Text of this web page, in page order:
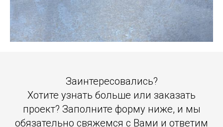
Заинтересовались?
Хотите узнать больше или заказать
проект? Заполните форму ниже, и мы
обязательно свяжемся с Вами и ответим